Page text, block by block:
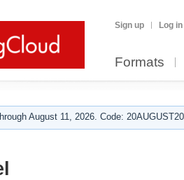
Sign up Log in
Formats
August 11, 2026. Code: